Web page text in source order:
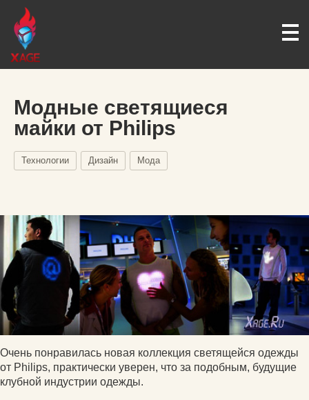
Модные светящиеся
майки от Philips
Технологии Дизайн Мода
Очень понравилась новая коллекция светящейся одежды
от Philips, практически уверен, что за подобным, будущие
клубной индустрии одежды.